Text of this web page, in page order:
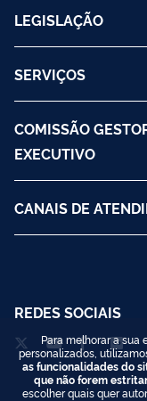
LEGISLAÇÃO
SERVIÇOS
COMISSÃO
EXECUTIVO
CANAIS DE
REDES SOCIAIS
Para melhorar a sua
personalizados,
as funcionalidades do
que não forem
escolher quais quer